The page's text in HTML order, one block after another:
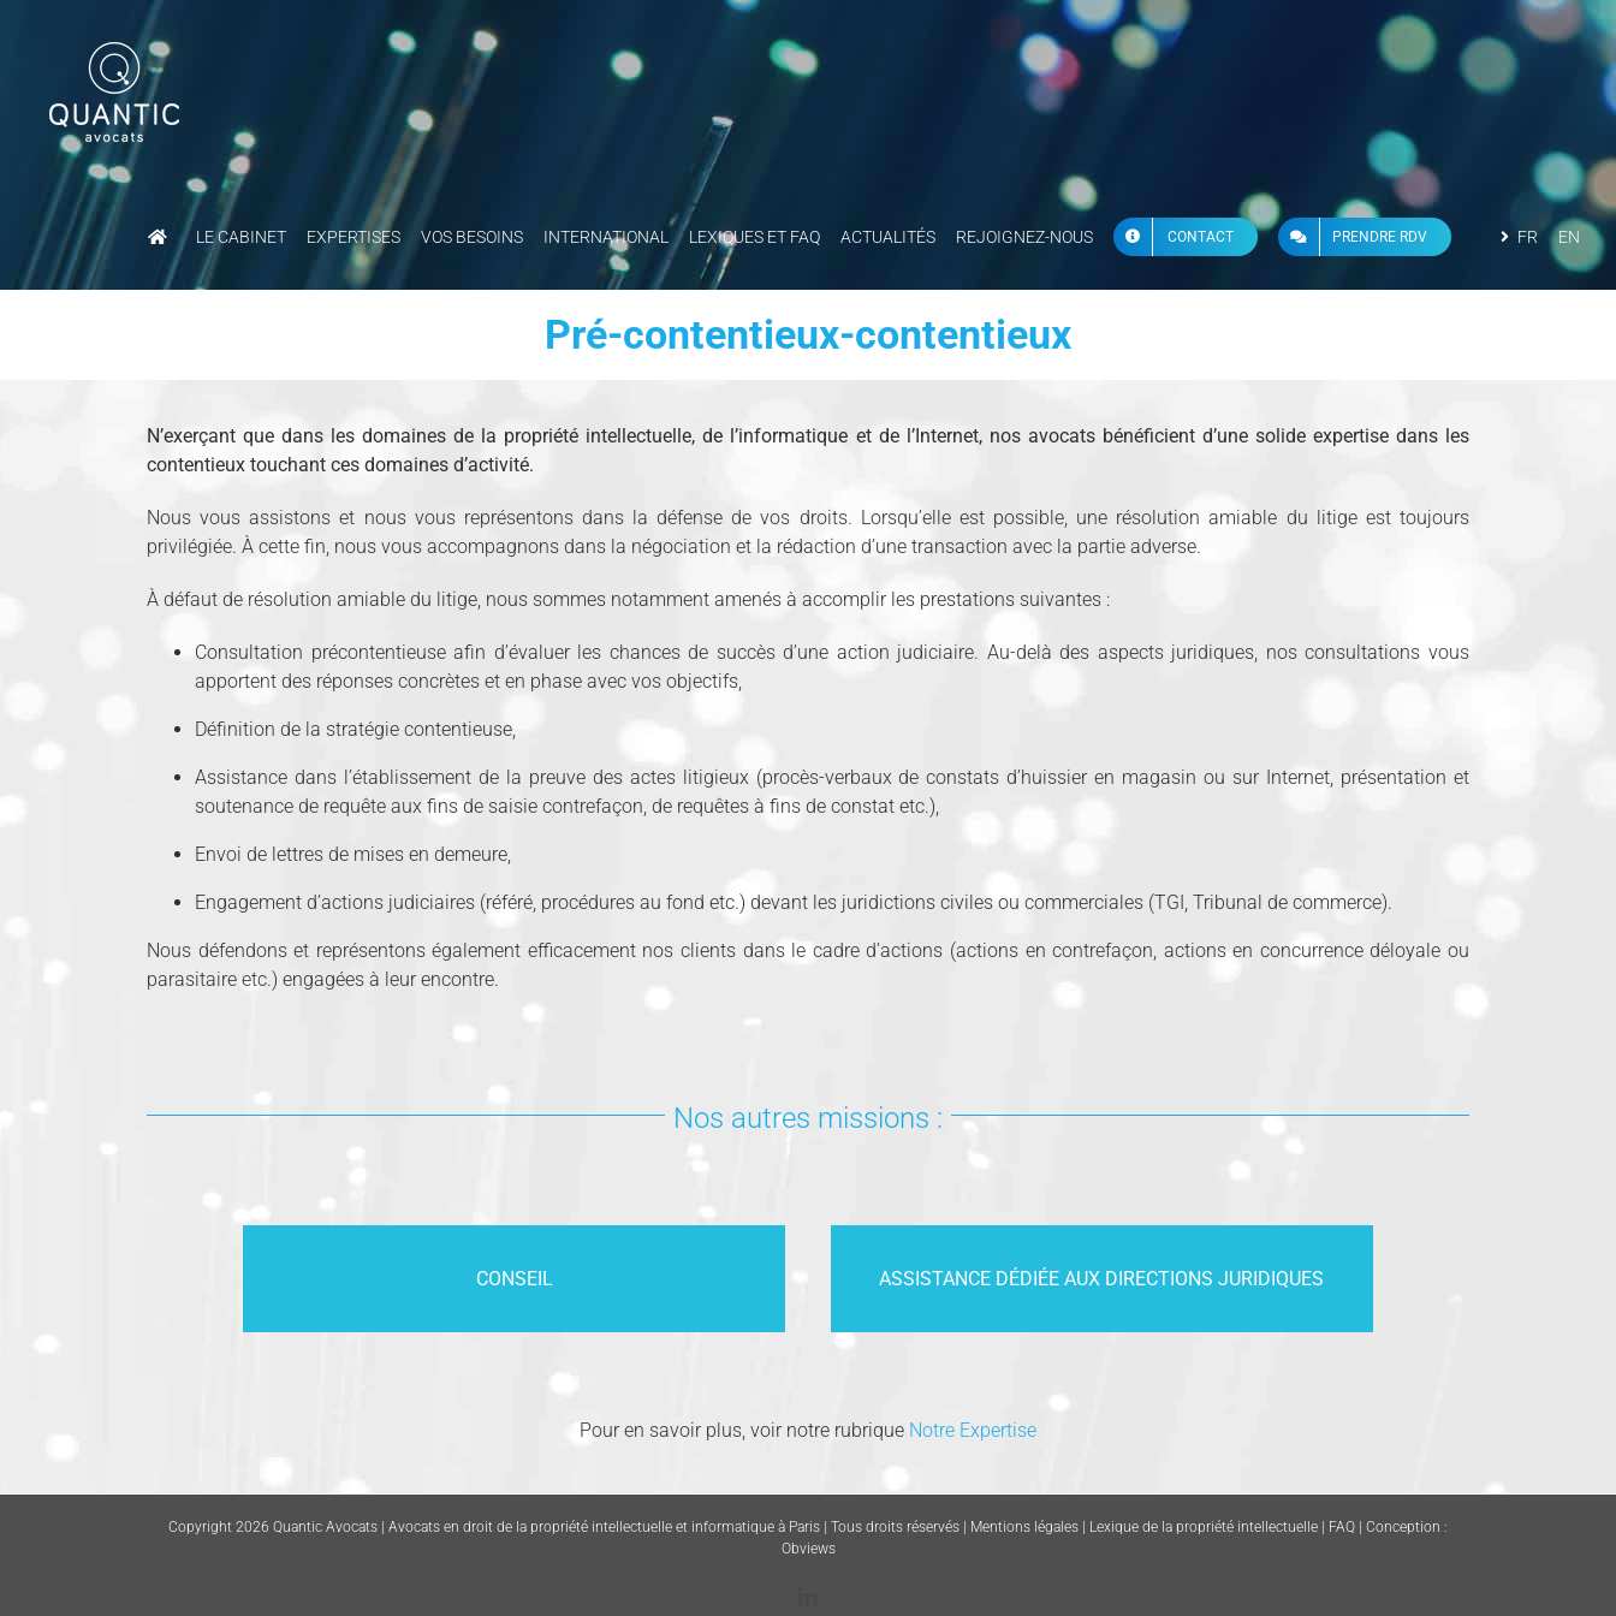
LE CABINET EXPERTISES VOS BESOINS INTERNATIONAL LEXIQUES ET FAQ ACTUALITÉS REJOIGNEZ-NOUS CONTACT PRENDRE RDV FR EN
Pré-contentieux-contentieux
N’exerçant que dans les domaines de la propriété intellectuelle, de l’informatique et de l’Internet, nos avocats bénéficient d’une solide expertise dans les
contentieux touchant ces domaines d’activité.
Nous vous assistons et nous vous représentons dans la défense de vos droits. Lorsqu’elle est possible, une résolution amiable du litige est toujours
privilégiée. À cette fin, nous vous accompagnons dans la négociation et la rédaction d’une transaction avec la partie adverse.
À défaut de résolution amiable du litige, nous sommes notamment amenés à accomplir les prestations suivantes :
Consultation précontentieuse afin d’évaluer les chances de succès d’une action judiciaire. Au-delà des aspects juridiques, nos consultations vous
apportent des réponses concrètes et en phase avec vos objectifs,
Définition de la stratégie contentieuse,
Assistance dans l’établissement de la preuve des actes litigieux (procès-verbaux de constats d’huissier en magasin ou sur Internet, présentation et
soutenance de requête aux fins de saisie contrefaçon, de requêtes à fins de constat etc.),
Envoi de lettres de mises en demeure,
Engagement d’actions judiciaires (référé, procédures au fond etc.) devant les juridictions civiles ou commerciales (TGI, Tribunal de commerce).
Nous défendons et représentons également efficacement nos clients dans le cadre d’actions (actions en contrefaçon, actions en concurrence déloyale ou
parasitaire etc.) engagées à leur encontre.
Nos autres missions :
CONSEIL ASSISTANCE DÉDIÉE AUX DIRECTIONS JURIDIQUES
Pour en savoir plus, voir notre rubrique Notre Expertise
Copyright 2026 Quantic Avocats | Avocats en droit de la propriété intellectuelle et informatique à Paris | Tous droits réservés | Mentions légales Lexique de la propriété intellectuelle FAQ | Conception :
Obviews